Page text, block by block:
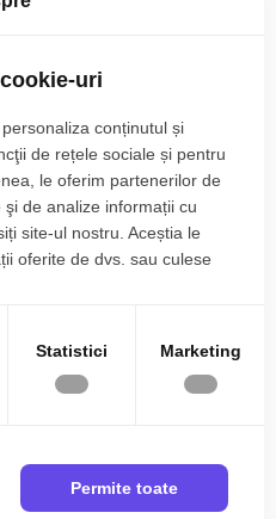
sa fie realizata in perioada
iar proprietatea este
din imprejurimi.
telefonic codul de oferta
uri
conținutul și
de rețele sociale și pentru
le oferim partenerilor de
de analize informații cu
site-ul nostru. Aceștia le
oferite de dvs. sau culese
Statistici Marketing
Permite toate